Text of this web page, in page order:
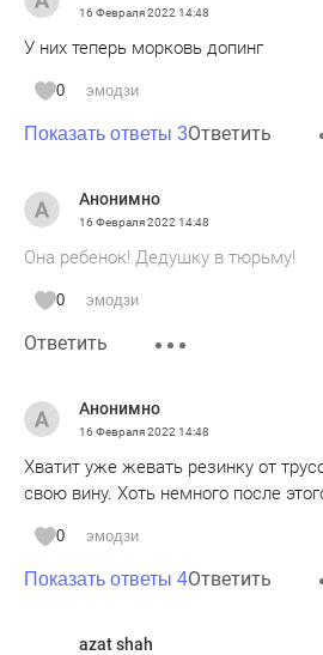
16 Февраля 2022 14:48
У них теперь морковь допинг
0 эмодзи
Показать ответы 3Ответить
Анонимно
16 Февраля 2022 14:48
Она ребенок! Дедушку в тюрьму!
0 эмодзи
Ответить
Анонимно
16 Февраля 2022 14:48
Хватит уже жевать резинку от
свою вину. Хоть немного после
0 эмодзи
Показать ответы 4Ответить
azat shah